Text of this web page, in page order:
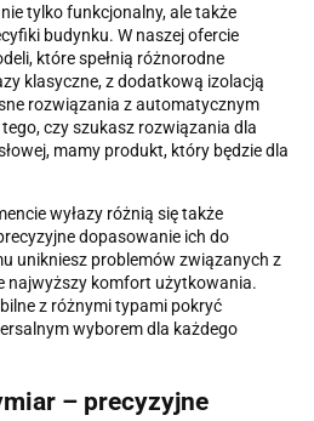
tylko funkcjonalny, ale także
budynku. W naszej ofercie
które spełnią różnorodne
klasyczne, z dodatkową izolacją
rozwiązania z automatycznym
czy szukasz rozwiązania dla
mamy produkt, który będzie dla
wyłazy różnią się także
dopasowanie ich do
unikniesz problemów związanych z
najwyższy komfort użytkowania.
z różnymi typami pokryć
wyborem dla każdego
– precyzyjne